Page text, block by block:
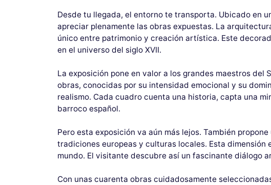
Desde tu llegada, el entorno te transporta. Ubicado en
apreciar plenamente las obras expuestas. La
único entre patrimonio y creación artística. Este
en el universo del siglo XVII.
La exposición pone en valor a los grandes maestros del
obras, conocidas por su intensidad emocional y su
realismo. Cada cuadro cuenta una historia, capta una
barroco español.
Pero esta exposición va aún más lejos. También
tradiciones europeas y culturas locales. Esta
mundo. El visitante descubre así un fascinante diálogo
Con unas cuarenta obras cuidadosamente